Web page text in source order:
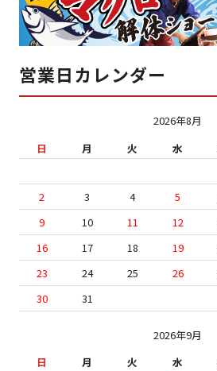
営業日カレンダー
2026年8月
日
月 火 水
2
3 4 5
9
10 11 12
16
17 18 19
23
24 25 26
30
31
2026年9月
日
月 火 水